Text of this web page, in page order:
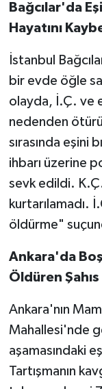
Bağcılar'da
Hayatını
İstanbul
bir evde öğle
olayda, İ.Ç. ve
nedenden ötürü
sırasında eşini
ihbarı üzerine
sevk edildi. K.Ç.
kurtarılamadı.
öldürme"
Ankara'da
Öldüren
Ankara'nın
Mahallesi'nde
aşamasındaki
Tartışmanın
KİM KİMDİR
KİTAP
HEDEF2020
OTOMOBİL
MİZAH
TARİH
Genel
YEREL
BÖLGEDEN